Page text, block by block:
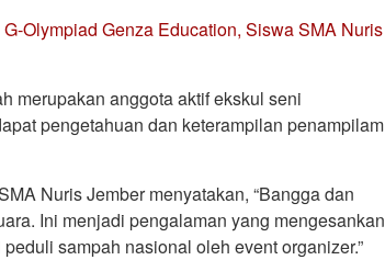
Olympiad Genza Education, Siswa SMA Nuris
merupakan anggota aktif ekskul seni
pengetahuan dan keterampilan penampilam
Nuris Jember menyatakan, “Bangga dan
Ini menjadi pengalaman yang mengesankan
sampah nasional oleh event organizer.”